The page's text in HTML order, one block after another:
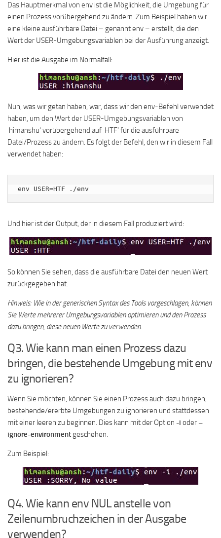
Das Hauptmerkmal von env ist die Möglichkeit, die Umgebung für
einen Prozess vorübergehend zu ändern. Zum Beispiel haben wir
eine kleine ausführbare Datei – genannt env – erstellt, die den
Wert der USER-Umgebungsvariablen bei der Ausführung anzeigt.
Hier ist die Ausgabe im Normalfall:
Nun, was wir getan haben, war, dass wir den env-Befehl verwendet
haben, um den Wert der USER-Umgebungsvariablen von
‚himanshu‘ vorübergehend auf ‚HTF‘ für die ausführbare
Datei/Prozess zu ändern. Es folgt der Befehl, den wir in diesem Fall
verwendet haben:
env USER=HTF ./env
Und hier ist der Output, der in diesem Fall produziert wird:
So können Sie sehen, dass die ausführbare Datei den neuen Wert
zurückgegeben hat.
Hinweis: Wie in der generischen Syntax des Tools vorgeschlagen, können
Sie Werte mehrerer Umgebungsvariablen optimieren und den Prozess
dazu bringen, diese neuen Werte zu verwenden.
Q3. Wie kann man einen Prozess dazu
bringen, die bestehende Umgebung mit env
zu ignorieren?
Wenn Sie möchten, können Sie einen Prozess auch dazu bringen,
bestehende/ererbte Umgebungen zu ignorieren und stattdessen
mit einer leeren zu beginnen. Dies kann mit der Option -i oder –
ignore-environment geschehen.
Zum Beispiel:
Q4. Wie kann env NUL anstelle von
Zeilenumbruchzeichen in der Ausgabe
verwenden?